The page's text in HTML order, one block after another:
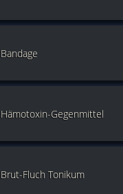
Bandage
Hämotoxin-Gegenmittel
Brut-Fluch Tonikum